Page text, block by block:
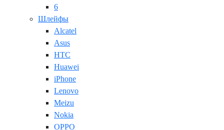
6
Шлейфы
Alcatel
Asus
HTC
Huawei
iPhone
Lenovo
Meizu
Nokia
OPPO